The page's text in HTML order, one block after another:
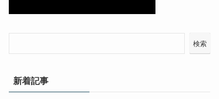
検索
新着記事